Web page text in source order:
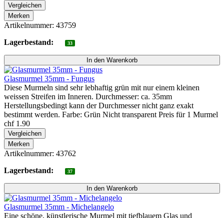
Vergleichen
Merken
Artikelnummer: 43759
Lagerbestand:
33
Glasmurmel 35mm - Fungus
Diese Murmeln sind sehr lebhaftig grün mit nur einem kleinen
weissen Streifen im Inneren. Durchmesser: ca. 35mm
Herstellungsbedingt kann der Durchmesser nicht ganz exakt
bestimmt werden. Farbe: Grün Nicht transparent Preis für 1 Murmel
chf 1.90
Vergleichen
Merken
Artikelnummer: 43762
Lagerbestand:
37
Glasmurmel 35mm - Michelangelo
Eine schöne, künstlerische Murmel mit tiefblauem Glas und